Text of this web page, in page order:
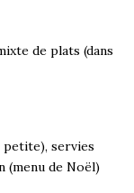
de plats (dans
petite), servies
(menu de Noël)